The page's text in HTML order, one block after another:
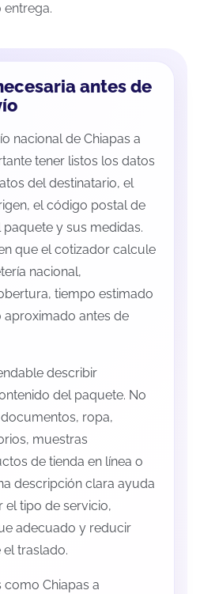
entrega.
antes de
nacional de Chiapas a
tener listos los datos
del destinatario, el
el código postal de
y sus medidas.
que el cotizador calcule
nacional,
tiempo estimado
antes de
describir
del paquete. No
ropa,
muestras
de tienda en línea o
descripción clara ayuda
el tipo de servicio,
adecuado y reducir
el traslado.
como Chiapas a